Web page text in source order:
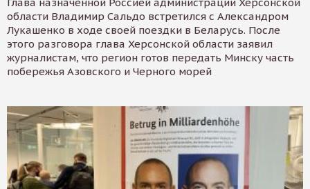
области Владимир Сальдо встретился с Александром
Лукашенко в ходе своей поездки в Беларусь. После
этого разговора глава Херсонской области заявил
журналистам, что регион готов передать Минску часть
побережья Азовского и Черного морей